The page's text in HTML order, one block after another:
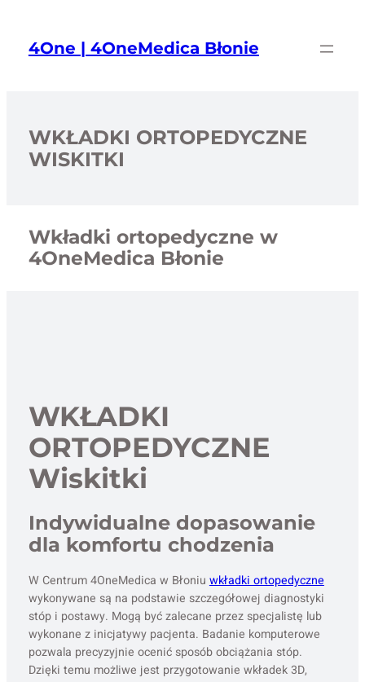
treści4One | 4OneMedica Błonie
WKŁADKI ORTOPEDYCZNE
WISKITKI
Wkładki ortopedyczne w
4OneMedica Błonie
WKŁADKI
ORTOPEDYCZNE
Wiskitki
Indywidualne dopasowanie
dla komfortu chodzenia
W Centrum 4OneMedica w Błoniuwkładki ortopedyczne
wykonywane są na podstawie szczegółowej diagnostyki
stóp i postawy. Mogą być zalecane przez specjalistę lub
wykonane z inicjatywy pacjenta. Badanie komputerowe
pozwala precyzyjnie ocenić sposób obciążania stóp.
Dzięki temu możliwe jest przygotowanie wkładek 3D,